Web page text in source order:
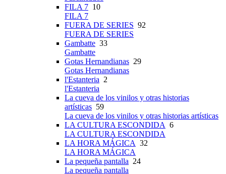
FILA 7 10
FILA 7
FUERA DE SERIES 92
FUERA DE SERIES
Gambatte 33
Gambatte
Gotas Hernandianas 29
Gotas Hernandianas
l'Estanteria 2
l'Estanteria
La cueva de los vinilos y otras historias
artísticas 59
La cueva de los vinilos y otras historias artísticas
LA CULTURA ESCONDIDA 6
LA CULTURA ESCONDIDA
LA HORA MÁGICA 32
LA HORA MÁGICA
La pequeña pantalla 24
La pequeña pantalla